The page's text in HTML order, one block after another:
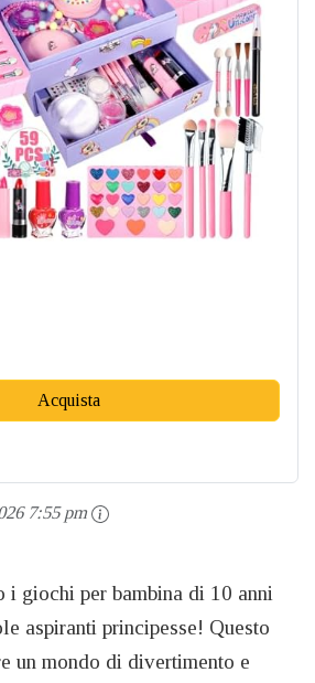
Acquista
7:55 pm
i giochi per bambina di 10 anni
aspiranti principesse! Questo
un mondo di divertimento e